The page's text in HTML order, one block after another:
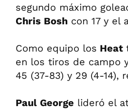
segundo máximo
Chris Bosh con 17 y el
Como equipo los Heat
en los tiros de campo
45 (37-83) y 29 (4-14),
Paul George lideró el